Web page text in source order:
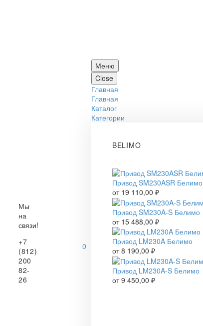
Мы
на
связи!
+7
(812)
200
82-
26
0
Меню
Close
Главная
Главная
Каталог
Категории
BELIMO
Привод SM230ASR Белимо
от 19 110,00 ₽
Привод SM230A-S Белимо
от 15 488,00 ₽
Привод LM230A Белимо
от8 190,00 ₽
Привод LM230A-S Белимо
от9 450,00 ₽